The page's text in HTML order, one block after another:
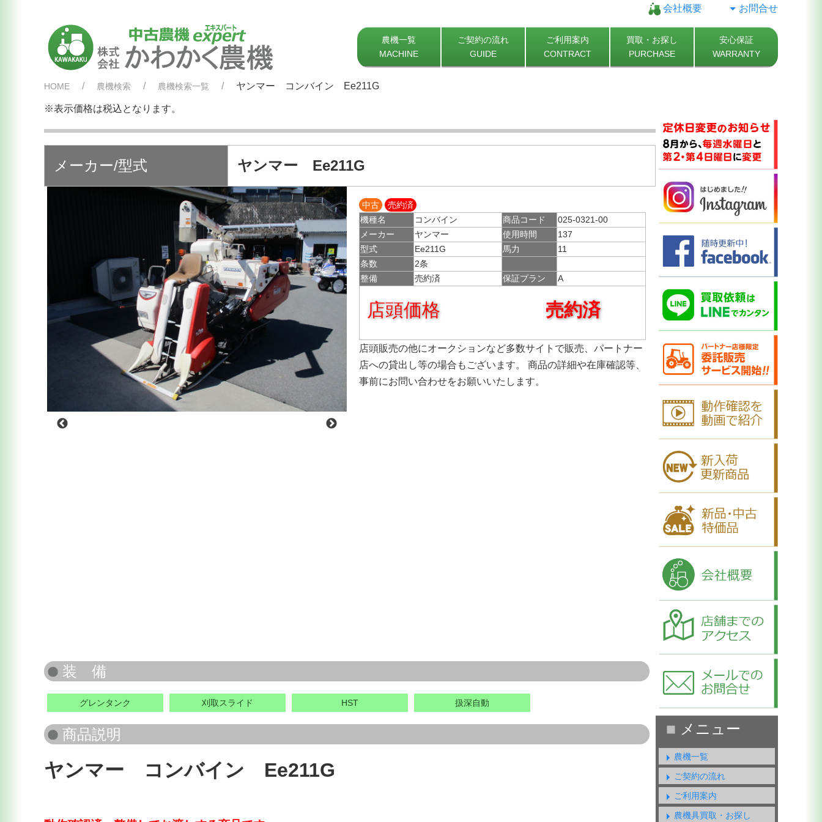
会社概要 お問合せ
農機一覧
MACHINE
ご契約の流れ
GUIDE
ご利用案内
CONTRACT
買取・お探し
PURCHASE
安心保証
WARRANTY
HOME 農機検索 農機検索一覧 ヤンマー コンバイン Ee211G
※表示価格は税込となります。
メーカー/型式 ヤンマー Ee211G
中古
売約済
機種名
コンバイン 商品コード
025-0321-00
メーカー
ヤンマー 使用時間
137
型式
Ee211G 馬力
11
条数
2条
整備
売約済 保証プラン A
店頭価格 売約済
店頭販売の他にオークションなど多数サイトで販売、パートナー
店への貸出し等の場合もございます。 商品の詳細や在庫確認等、
事前にお問い合わせをお願いいたします。
グレンタンク 刈取スライド HST 扱深自動
ヤンマー コンバイン Ee211G
農機一覧
ご契約の流れ
ご利用案内
農機具買取・お探し